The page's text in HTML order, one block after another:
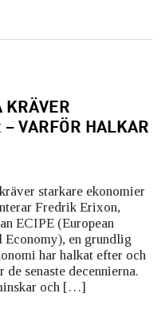
KRÄVER
VARFÖR HALKAR
starkare ekonomier
Fredrik Erixon,
ECIPE (European
en grundlig
har halkat efter och
senaste decennierna.
och […]